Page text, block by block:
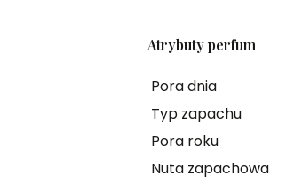
Atrybuty perfum
Pora dnia
Typ zapachu
Pora roku
Nuta zapachowa